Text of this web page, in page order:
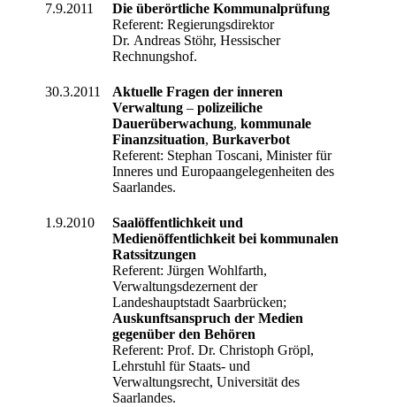
7.9.2011
Die überörtliche Kommunalprüfung
Referent: Regierungsdirektor
Dr. Andreas Stöhr, Hessischer
Rechnungshof.
30.3.2011
Aktuelle Fragen der inneren
Verwaltung – polizeiliche
Dauerüberwachung, kommunale
Finanzsituation, Burkaverbot
Referent: Stephan Toscani, Minister für
Inneres und Europaangelegenheiten des
Saarlandes.
1.9.2010
Saalöffentlichkeit und
Medienöffentlichkeit bei kommunalen
Ratssitzungen
Referent: Jürgen Wohlfarth,
Verwaltungsdezernent der
Landeshauptstadt Saarbrücken;
Auskunftsanspruch der Medien
gegenüber den Behören
Referent: Prof. Dr. Christoph Gröpl,
Lehrstuhl für Staats- und
Verwaltungsrecht, Universität des
Saarlandes.